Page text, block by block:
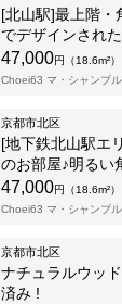
[北山駅]最上階・
でデザインされ
47,000円（18.6m²）
Choei63 マ・シャンブ
京都市北区
[地下鉄北山駅エ
のお部屋♪明るい
47,000円（18.6m²）
Choei63 マ・シャンブ
京都市北区
ナチュラルウッ
済み !